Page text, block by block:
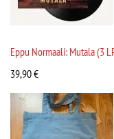
Eppu Normaali: Mutala (3
39,90€